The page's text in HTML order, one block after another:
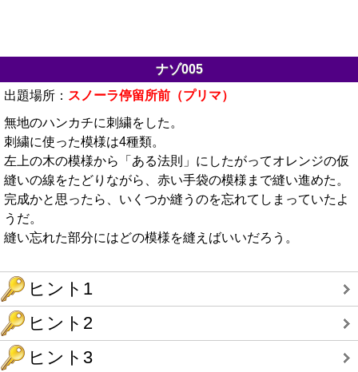
ナゾ005
出題場所： スノーラ停留所前（プリマ）
無地のハンカチに刺繍をした。
刺繍に使った模様は4種類。
左上の木の模様から「ある法則」にしたがってオレンジの仮
縫いの線をたどりながら、赤い手袋の模様まで縫い進めた。
完成かと思ったら、いくつか縫うのを忘れてしまっていたよ
うだ。
縫い忘れた部分にはどの模様を縫えばいいだろう。
ヒント1
ヒント2
ヒント3